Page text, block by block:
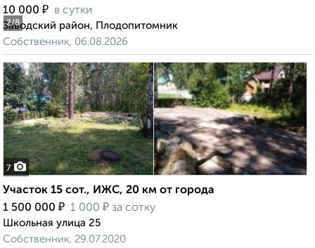
2/8
10 000 ₽ в сутки
Заводский район, Плодопитомник
Собственник, 06.08.2026
7
Участок 15 сот., ИЖС, 20 км от города
1 500 000 ₽ 1 000 ₽ за сотку
Школьная улица 25
Собственник, 29.07.2020